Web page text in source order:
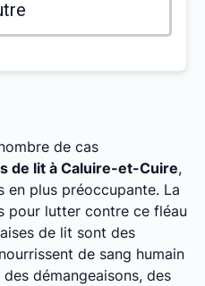
de cas
de lit à Caluire-et-Cuire,
en plus préoccupante. La
pour lutter contre ce fléau
de lit sont des
de sang humain
démangeaisons, des